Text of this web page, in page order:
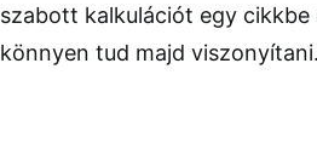
szabott kalkulációt egy
könnyen tud majd viszonyítani.